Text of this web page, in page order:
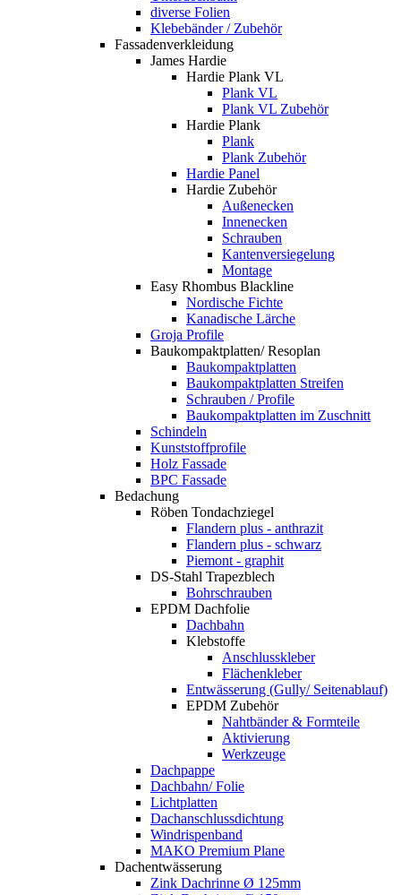
diverse Folien
Klebebänder / Zubehör
Fassadenverkleidung
James Hardie
Hardie Plank VL
Plank VL
Plank VL Zubehör
Hardie Plank
Plank
Plank Zubehör
Hardie Panel
Hardie Zubehör
Außenecken
Innenecken
Schrauben
Kantenversiegelung
Montage
Easy Rhombus Blackline
Nordische Fichte
Kanadische Lärche
Groja Profile
Baukompaktplatten/ Resoplan
Baukompaktplatten
Baukompaktplatten Streifen
Schrauben / Profile
Baukompaktplatten im Zuschnitt
Schindeln
Kunststoffprofile
Holz Fassade
BPC Fassade
Bedachung
Röben Tondachziegel
Flandern plus - anthrazit
Flandern plus - schwarz
Piemont - graphit
DS-Stahl Trapezblech
Bohrschrauben
EPDM Dachfolie
Dachbahn
Klebstoffe
Anschlusskleber
Flächenkleber
Entwässerung (Gully/ Seitenablauf)
EPDM Zubehör
Nahtbänder & Formteile
Aktivierung
Werkzeuge
Dachpappe
Dachbahn/ Folie
Lichtplatten
Dachanschlussdichtung
Windrispenband
MAKO Premium Plane
Dachentwässerung
Zink Dachrinne Ø 125mm